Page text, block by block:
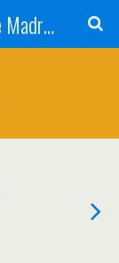
El blog de la EMT | Nos mueve Madrid